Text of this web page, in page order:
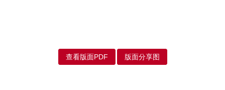
查看版面PDF 版面分享图